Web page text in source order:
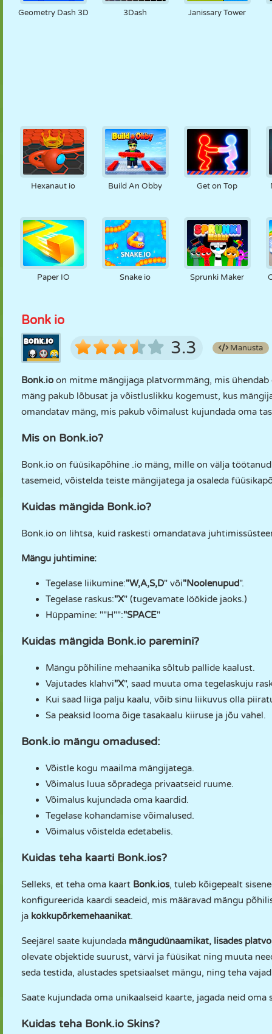
Geometry Dash 3D 3Dash Janissary Tower
Hexanaut io Build An Obby Get on Top
Paper IO Snake io Sprunki Maker
Bonk io
3.3 Manusta
Bonk.io on mitme mängijaga platvormmäng, mis
mäng pakub lõbusat ja võistluslikku kogemust, kus
omandatav mäng, mis pakub võimalust kujundada oma
Mis on Bonk.io?
Bonk.io on füüsikapõhine .io mäng, mille on välja
tasemeid, võistelda teiste mängijatega ja osaleda
Kuidas mängida Bonk.io?
Bonk.io on lihtsa, kuid raskesti omandatava
Mängu juhtimine:
Tegelase liikumine:"W,A,S,D" või"Noolenupud".
Tegelase raskus:"X" (tugevamate löökide jaoks.)
Hüppamine: ""H"":"SPACE"
Kuidas mängida Bonk.io paremini?
Mängu põhiline mehaanika sõltub pallide kaalust.
Vajutades klahvi"X", saad muuta oma tegelaskuju
Kui saad liiga palju kaalu, võib sinu liikuvus olla
Sa peaksid looma õige tasakaalu kiiruse ja jõu vahel.
Bonk.io mängu omadused:
Võistle kogu maailma mängijatega.
Võimalus luua sõpradega privaatseid ruume.
Võimalus kujundada oma kaardid.
Tegelase kohandamise võimalused.
Võimalus võistelda edetabelis.
Kuidas teha kaarti Bonk.ios?
Selleks, et teha oma kaart Bonk.ios, tuleb kõigepealt
konfigureerida kaardi seadeid, mis määravad mängu
ja kokkupõrkemehaanikat.
Seejärel saate kujundada mängudünaamikat, lisades
olevate objektide suurust, värvi ja füüsikat ning muuta
seda testida, alustades spetsiaalset mängu, ning teha
Saate kujundada oma unikaalseid kaarte, jagada neid
Kuidas teha Bonk.io Skins?